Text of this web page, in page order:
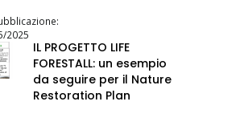
2025
IL PROGETTO LIFE
FORESTALL: un esempio
da seguire per il Nature
Restoration Plan